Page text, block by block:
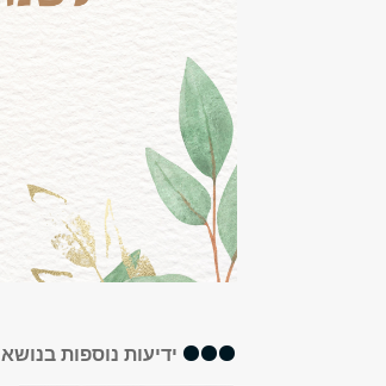
ידיעות נוספות בנושא